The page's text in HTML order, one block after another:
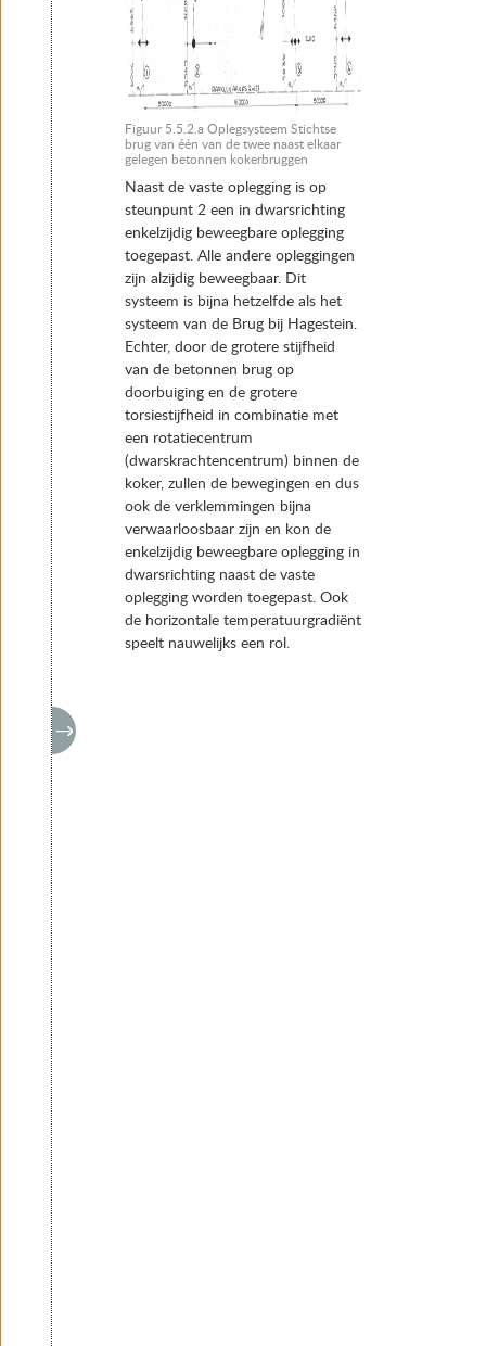
Figuur 5.5.2.a Oplegsysteem Stichtse
brug van één van de twee naast elkaar
gelegen betonnen kokerbruggen
Naast de vaste oplegging is op
steunpunt 2 een in dwarsrichting
enkelzijdig beweegbare oplegging
toegepast. Alle andere opleggingen
zijn alzijdig beweegbaar. Dit
systeem is bijna hetzelfde als het
systeem van de Brug bij Hagestein.
Echter, door de grotere stijfheid
van de betonnen brug op
doorbuiging en de grotere
torsiestijfheid in combinatie met
een rotatiecentrum
(dwarskrachtencentrum) binnen de
koker, zullen de bewegingen en dus
ook de verklemmingen bijna
verwaarloosbaar zijn en kon de
enkelzijdig beweegbare oplegging in
dwarsrichting naast de vaste
oplegging worden toegepast. Ook
de horizontale temperatuurgradiënt
speelt nauwelijks een rol.